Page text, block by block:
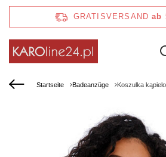
GRATISVERSAND ab
Startseite Badeanzüge Koszulka